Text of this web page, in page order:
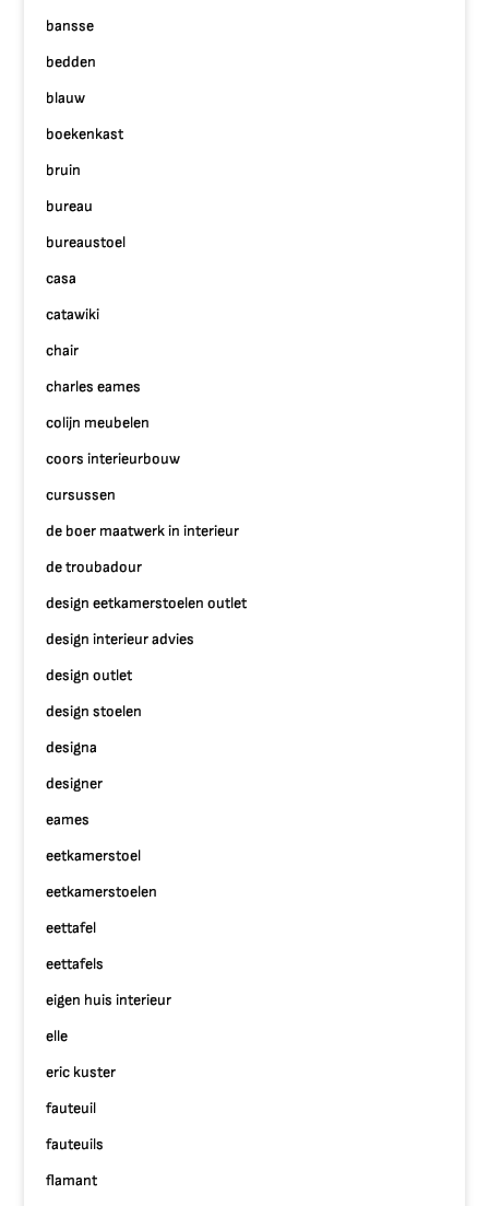
bansse
bedden
blauw
boekenkast
bruin
bureau
bureaustoel
casa
catawiki
chair
charles eames
colijn meubelen
coors interieurbouw
cursussen
de boer maatwerk in interieur
de troubadour
design eetkamerstoelen outlet
design interieur advies
design outlet
design stoelen
designa
designer
eames
eetkamerstoel
eetkamerstoelen
eettafel
eettafels
eigen huis interieur
elle
eric kuster
fauteuil
fauteuils
flamant